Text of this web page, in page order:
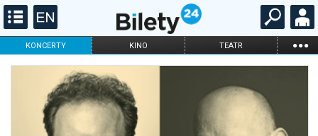
KONCERTY KINO TEATR ...
FILHARMONIA OPERA I BALET
DLA DZIECI
ONLINE KARNETY